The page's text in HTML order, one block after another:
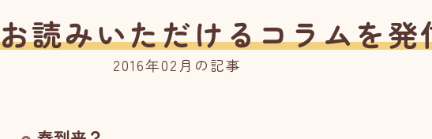
読みいただけるコラムを発
2016年02月の記事